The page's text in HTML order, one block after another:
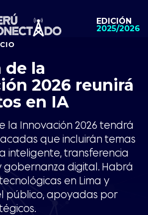
EDICIÓN
2025/2026
de la
2026 reunirá
en IA
la Innovación 2026 tendrá
que incluirán temas
inteligente, transferencia
gobernanza digital. Habrá
en Lima y
público, apoyadas por